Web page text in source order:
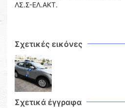
ΛΣ.Σ-ΕΛ.ΑΚΤ.
Σχετικές εικόνες
Σχετικά έγγραφα